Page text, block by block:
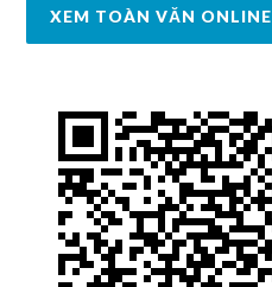
XEM TOÀN VĂN ONLINE